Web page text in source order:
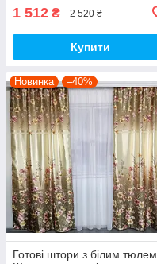
1 512 ₴ 2 520 ₴
Купити
Новинка –40%
Готові штори з білим тюлем